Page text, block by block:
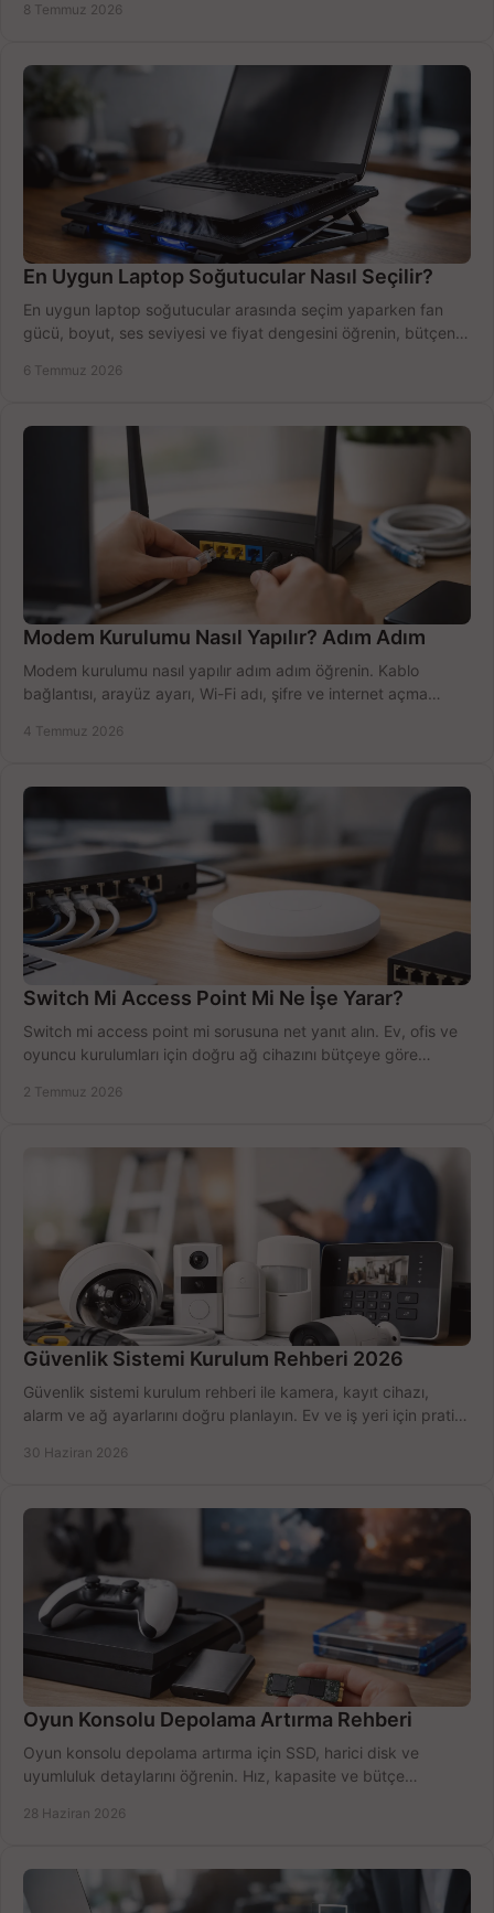
8 Temmuz 2026
En Uygun Laptop Soğutucular Nasıl Seçilir?
En uygun laptop soğutucular arasında seçim yaparken fan
gücü, boyut, ses seviyesi ve fiyat dengesini öğrenin, bütçenizi
6 Temmuz 2026
Modem Kurulumu Nasıl Yapılır? Adım Adım
Modem kurulumu nasıl yapılır adım adım öğrenin. Kablo
bağlantısı, arayüz ayarı, Wi-Fi adı, şifre ve internet açma
4 Temmuz 2026
Switch Mi Access Point Mi Ne İşe Yarar?
Switch mi access point mi sorusuna net yanıt alın. Ev, ofis ve
oyuncu kurulumları için doğru ağ cihazını bütçeye göre
2 Temmuz 2026
Güvenlik Sistemi Kurulum Rehberi 2026
Güvenlik sistemi kurulum rehberi ile kamera, kayıt cihazı,
alarm ve ağ ayarlarını doğru planlayın. Ev ve iş yeri için pratik
30 Haziran 2026
Oyun Konsolu Depolama Artırma Rehberi
Oyun konsolu depolama artırma için SSD, harici disk ve
uyumluluk detaylarını öğrenin. Hız, kapasite ve bütçe
28 Haziran 2026